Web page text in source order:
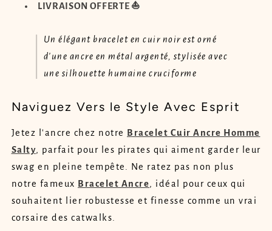
LIVRAISON OFFERTE ⛵
Un élégant bracelet en cuir noir est orné
d'une ancre en métal argenté, stylisée avec
une silhouette humaine cruciforme
Naviguez Vers le Style Avec Esprit
Jetez l'ancre chez notre Bracelet Cuir Ancre Homme
Salty, parfait pour les pirates qui aiment garder leur
swag en pleine tempête. Ne ratez pas non plus
notre fameux Bracelet Ancre, idéal pour ceux qui
souhaitent lier robustesse et finesse comme un vrai
corsaire des catwalks.